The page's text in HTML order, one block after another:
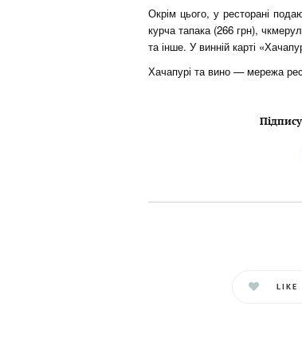
Окрім цього, у ресторані
курча тапака (266 грн),
та інше. У винній карті
Хачапурі та вино — мережа
LIKE